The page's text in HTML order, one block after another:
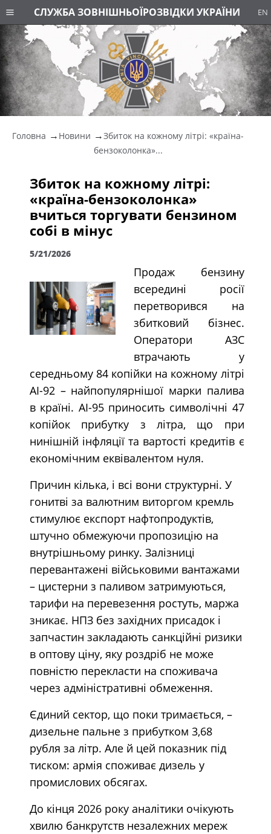
СЛУЖБА ЗОВНІШНЬОЇРОЗВІДКИ УКРАЇНИ EN
Головна Новини
Збиток на кожному літрі: «країна-
бензоколонка»...
Збиток на кожному літрі:
«країна-бензоколонка»
вчиться торгувати бензином
собі в мінус
5/21/2026
Продаж бензину
всередині росії
перетворився на
збитковий бізнес.
Оператори АЗС
втрачають у
середньому 84 копійки на кожному літрі
АІ-92 – найпопулярнішої марки палива
в країні. АІ-95 приносить символічні 47
копійок прибутку з літра, що при
нинішній інфляції та вартості кредитів є
економічним еквівалентом нуля.
Причин кілька, і всі вони структурні. У
гонитві за валютним виторгом кремль
стимулює експорт нафтопродуктів,
штучно обмежуючи пропозицію на
внутрішньому ринку. Залізниці
перевантажені військовими вантажами
– цистерни з паливом затримуються,
тарифи на перевезення ростуть, маржа
зникає. НПЗ без західних присадок і
запчастин закладають санкційні ризики
в оптову ціну, яку роздріб не може
повністю перекласти на споживача
через адміністративні обмеження.
Єдиний сектор, що поки тримається, –
дизельне пальне з прибутком 3,68
рубля за літр. Але й цей показник під
тиском: армія споживає дизель у
промислових обсягах.
До кінця 2026 року аналітики очікують
хвилю банкрутств незалежних мереж